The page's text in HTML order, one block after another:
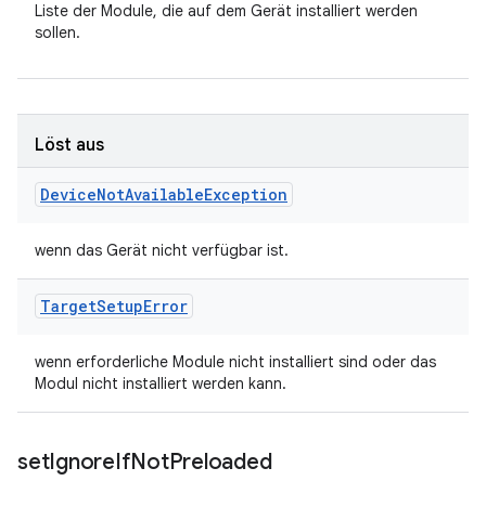
Liste der Module, die auf dem Gerät installiert werden
sollen.
Löst aus
DeviceNotAvailableException
wenn das Gerät nicht verfügbar ist.
TargetSetupError
wenn erforderliche Module nicht installiert sind oder das
Modul nicht installiert werden kann.
setIgnoreIfNotPreloaded